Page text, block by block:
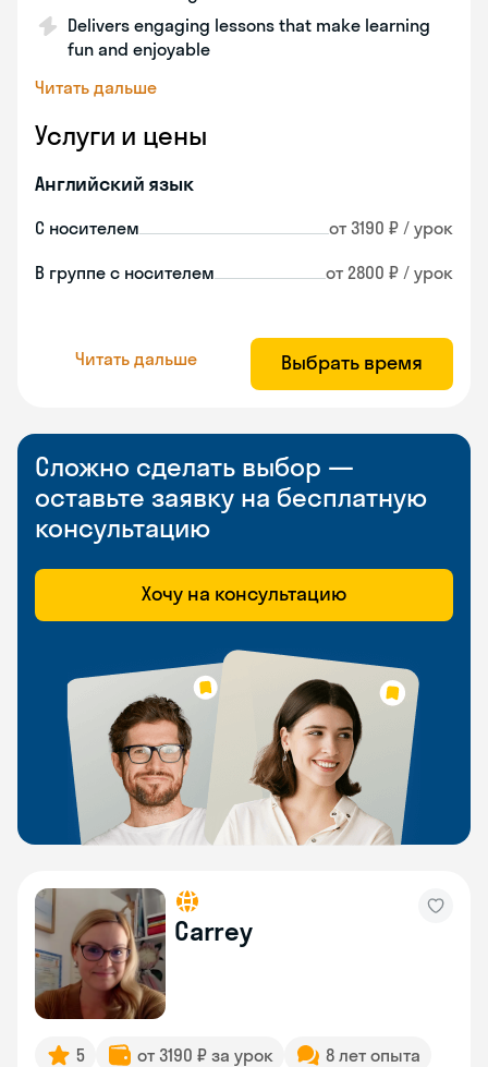
Delivers engaging lessons that make learning
fun and enjoyable
Читать дальше
Услуги и цены
Английский язык
С носителем от 3190 ₽ / урок
В группе с носителем от 2800 ₽ / урок
Читать дальше Выбрать время
Сложно сделать выбор —
оставьте заявку на бесплатную
консультацию
Хочу на консультацию
Carrey
5 от 3190 ₽ за урок
8 лет опыта